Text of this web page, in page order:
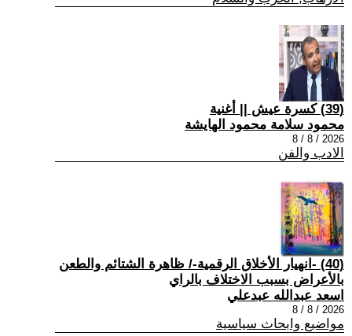
(39) كسرة عيش || أغنية
محمود سلامة محمود الهايشة
2026 / 8 / 8
الادب والفن
(40) -انهيار الأخلاق الرقمية-/ ظاهرة الشتائم والطعن
بالأعراض بسبب الاختلاف بالراي
اسعد عبدالله عبدعلي
2026 / 8 / 8
مواضيع وابحاث سياسية